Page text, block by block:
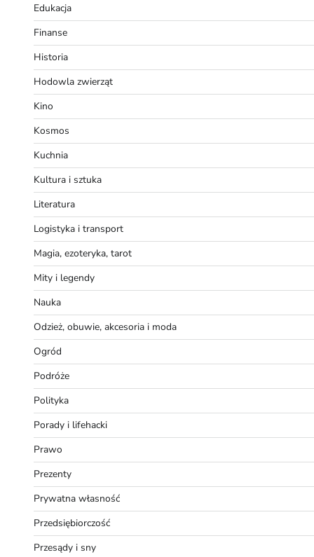
Edukacja
Finanse
Historia
Hodowla zwierząt
Kino
Kosmos
Kuchnia
Kultura i sztuka
Literatura
Logistyka i transport
Magia, ezoteryka, tarot
Mity i legendy
Nauka
Odzież, obuwie, akcesoria i moda
Ogród
Podróże
Polityka
Porady i lifehacki
Prawo
Prezenty
Prywatna własność
Przedsiębiorczość
Przesądy i sny